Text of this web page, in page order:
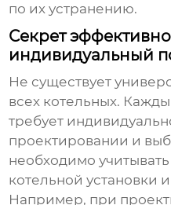
по их устранению.
Секрет
индивидуальный
Не существует
всех котельных.
требует
проектировании и
необходимо
котельной установки
Например, при